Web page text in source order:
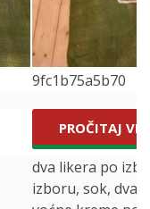
9fc1b75a5b70
PROČITAJ
dva likera po
izboru, sok, dva